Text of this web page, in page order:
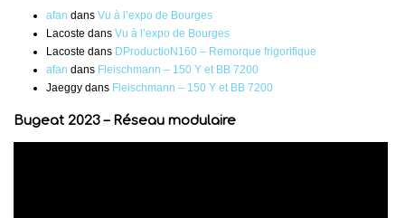
afan dans Vu à l’expo de Bourges
Lacoste dans Vu à l’expo de Bourges
Lacoste dans DProductioN160 – Remorque frigorifique
afan dans Fleischmann – 150 Y et BB 7200
Jaeggy dans Fleischmann – 150 Y et BB 7200
Bugeat 2023 – Réseau modulaire